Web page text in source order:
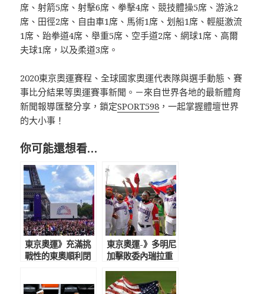
席、射箭5席、射擊6席、拳擊4席、競技體操5席、游泳2
席、田徑2席、自由車1席、馬術1席、划船1席、輕艇激流
1席、跆拳道4席、舉重5席、空手道2席、網球1席、高爾
夫球1席，以及柔道3席。
2020東京奧運賽程、全球國家奧運代表隊與選手動態、賽
事比分結果等奧運賽事新聞。－來自世界各地的最新體育
新聞報導匯整分享，鎖定SPORT598 ，一起掌握體壇世界
的大小事！
你可能還想看…
東京奧運》充滿挑
戰性的東奧順利閉
東京奧運-》多明尼
加擊敗委內瑞拉重
是1992年巴賽隆納
奧運